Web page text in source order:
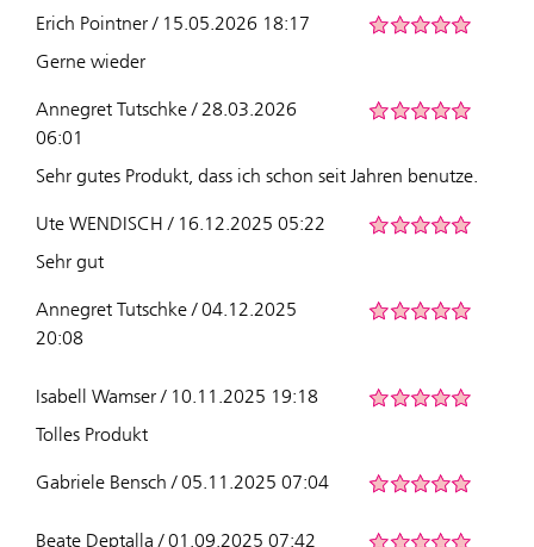
Erich Pointner / 15.05.2026 18:17
Gerne wieder
Annegret Tutschke / 28.03.2026
06:01
Sehr gutes Produkt, dass ich schon seit Jahren benutze.
Ute WENDISCH / 16.12.2025 05:22
Sehr gut
Annegret Tutschke / 04.12.2025
20:08
Isabell Wamser / 10.11.2025 19:18
Tolles Produkt
Gabriele Bensch / 05.11.2025 07:04
Beate Deptalla / 01.09.2025 07:42